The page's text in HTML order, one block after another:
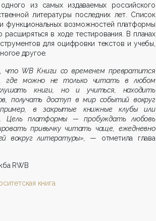
из самых издаваемых российского
литера­туры последних лет. Список
функциональных возможностей платформы
расширяться в ходе тестирования. В планах
для оцифровки текстов и учебы,
другое.
что WB Книги со временем превратится
где можно не только читать в любом
книги, но и учиться, находить
получать доступ в мир событий вокруг
в закрытые книжные клубы или
Цель платформы — пробуж­дать любовь
привычку читать чаще, ежедневно
вокруг литературы»,
— отметила глава
RWB
книга